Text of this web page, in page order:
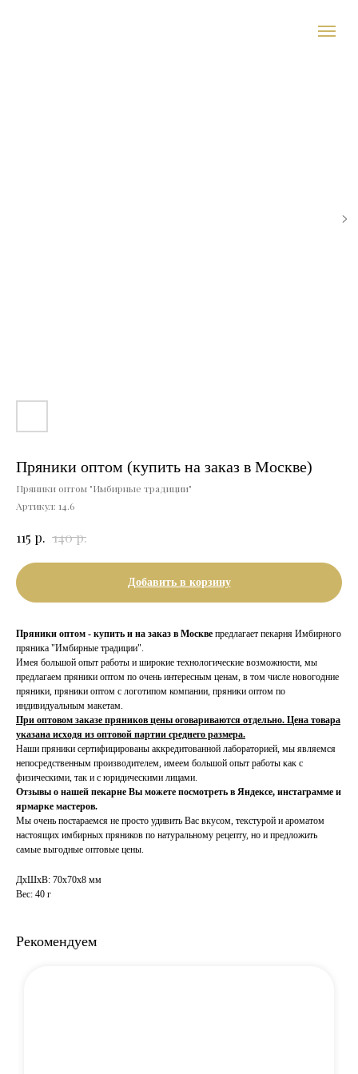
Пряники оптом (купить на заказ в Москве)
Пряники оптом "Имбирные традиции"
Артикул: 14.6
115 р. 140р.
Добавить в корзину
Пряники оптом - купить и на заказ в Москве предлагает пекарня Имбирного
пряника "Имбирные традиции".
Имея большой опыт работы и широкие технологические возможности, мы
предлагаем пряники оптом по очень интересным ценам, в том числе новогодние
пряники, пряники оптом с логотипом компании, пряники оптом по
индивидуальным макетам.
При оптовом заказе пряников цены оговариваются отдельно. Цена товара
указана исходя из оптовой партии среднего размера.
Наши пряники сертифицированы аккредитованной лабораторией, мы являемся
непосредственным производителем, имеем большой опыт работы как с
физическими, так и с юридическими лицами.
Отзывы о нашей пекарне Вы можете посмотреть в Яндексе, инстаграмме и
ярмарке мастеров.
Мы очень постараемся не просто удивить Вас вкусом, текстурой и ароматом
настоящих имбирных пряников по натуральному рецепту, но и предложить
самые выгодные оптовые цены.
ДxШxВ: 70x70x8 мм
Вес: 40 г
Рекомендуем